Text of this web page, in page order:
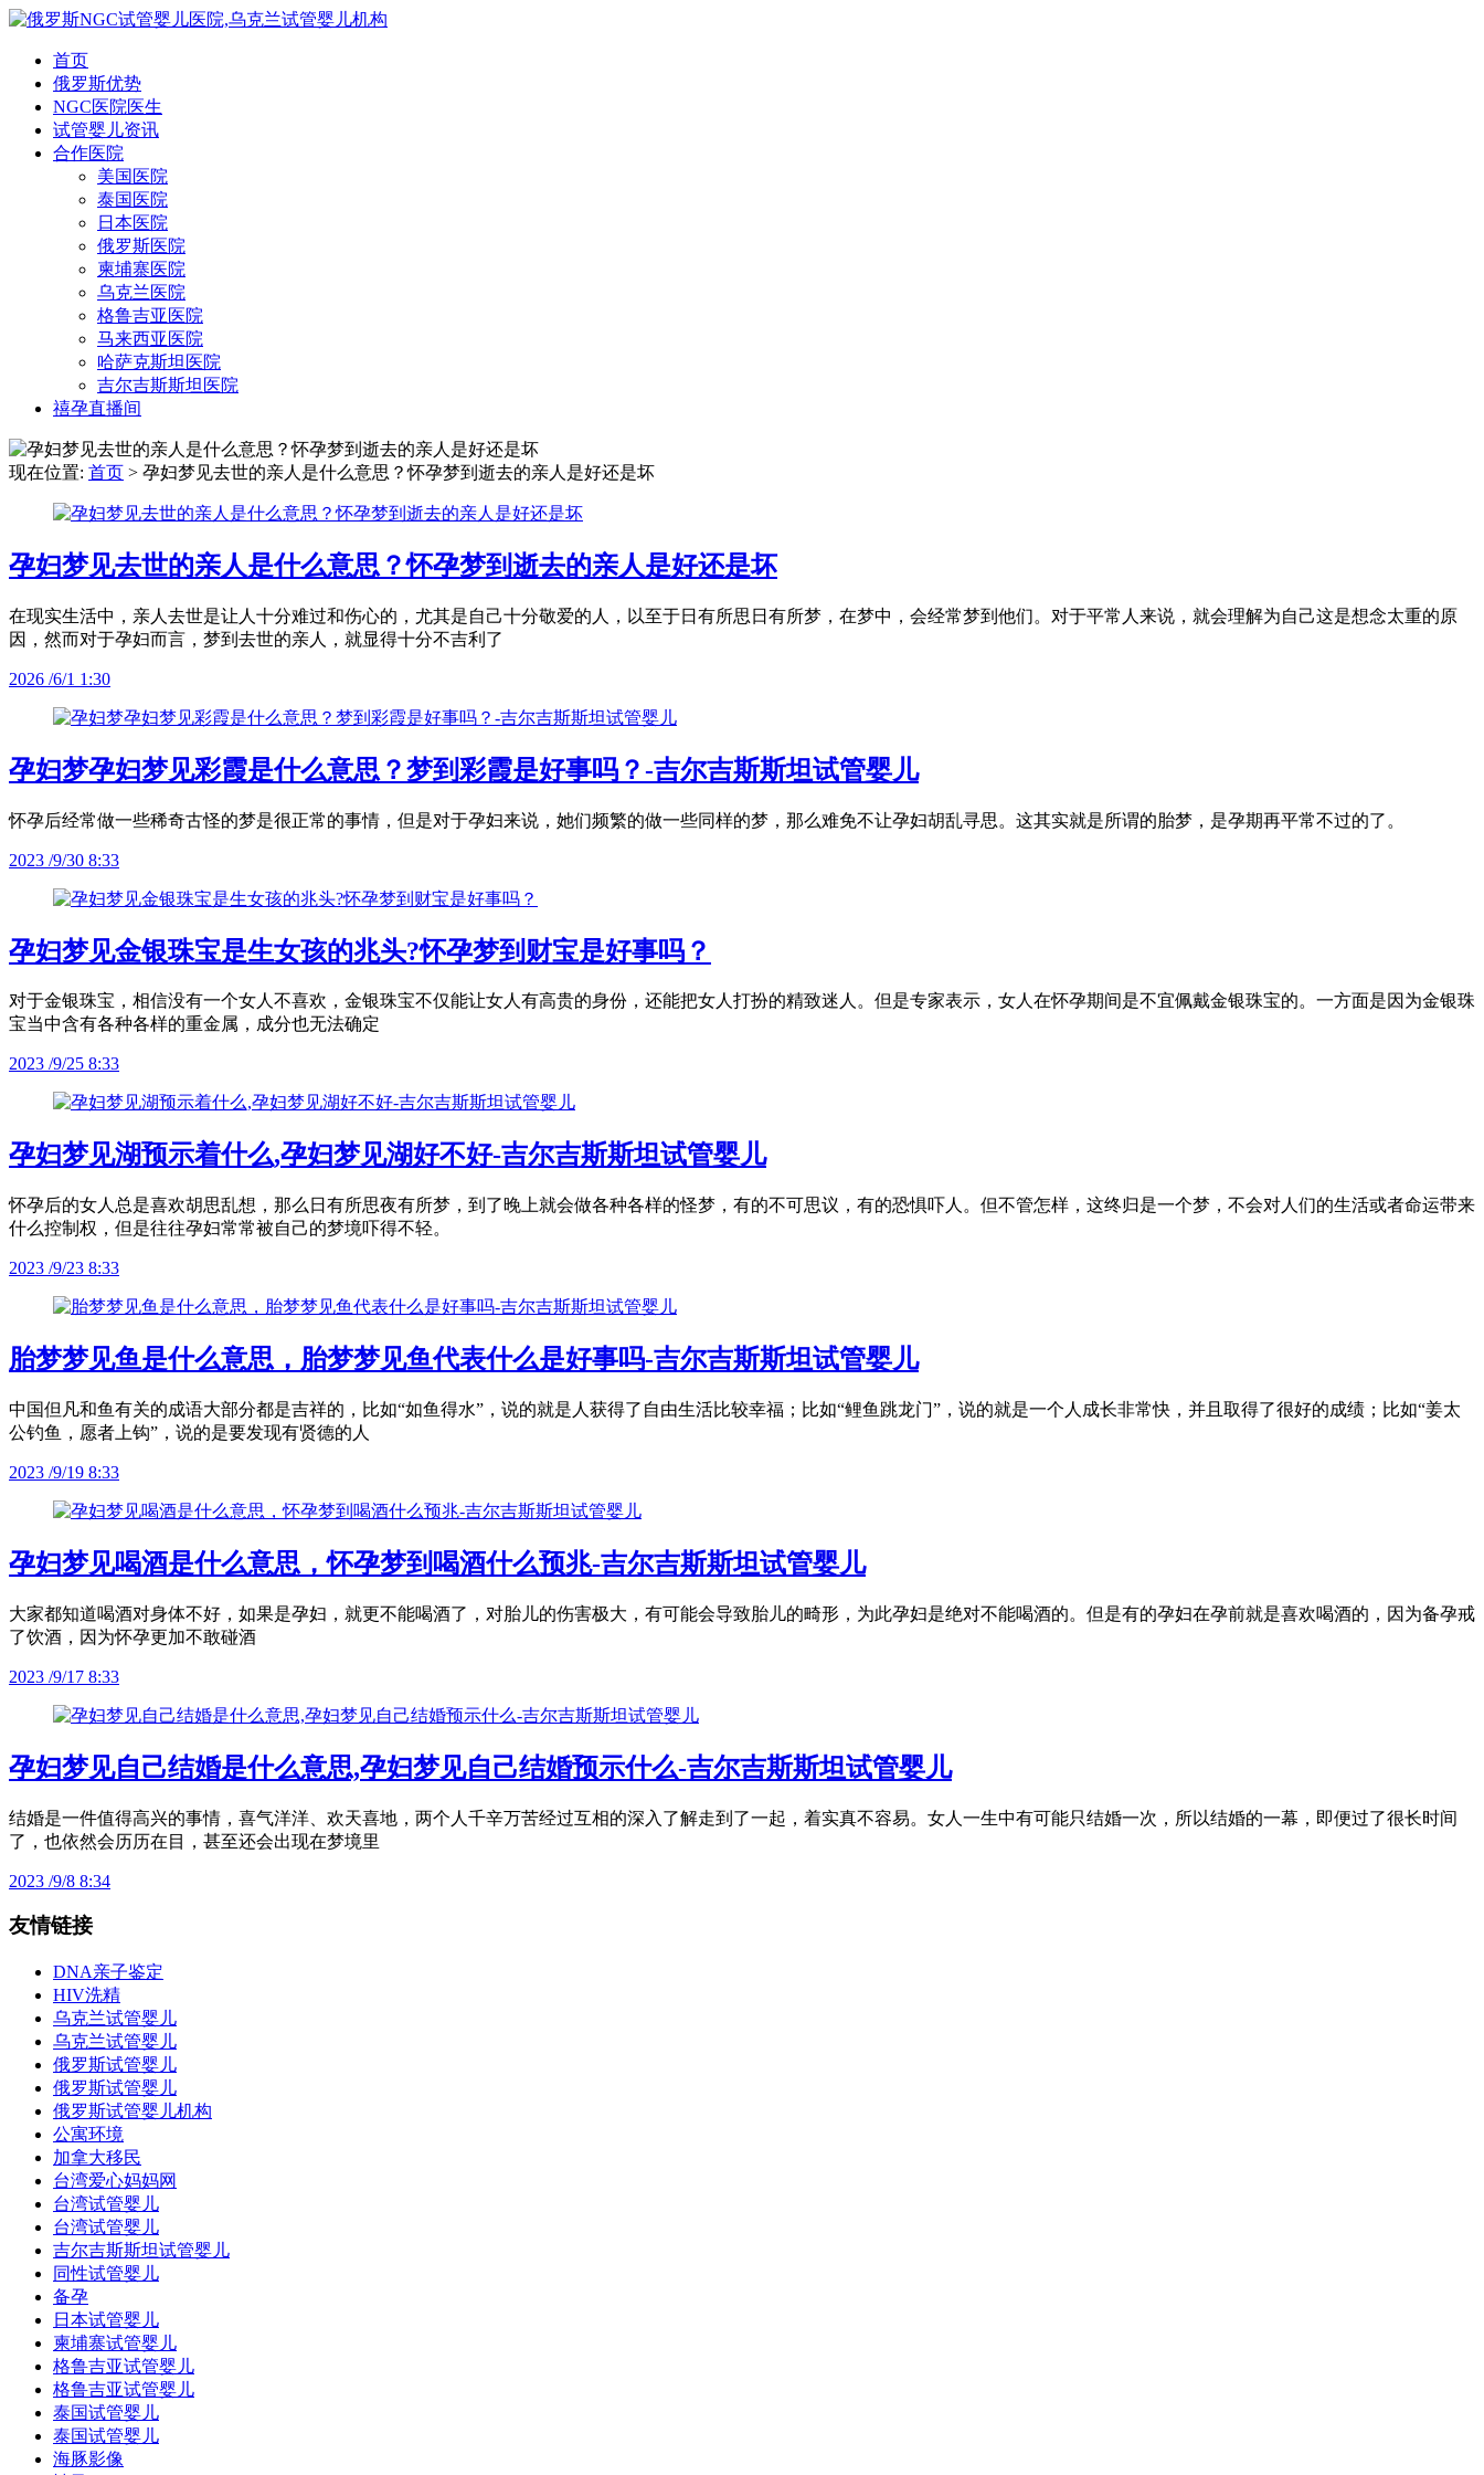
首页
俄罗斯优势
NGC医院医生
试管婴儿资讯
合作医院
美国医院
泰国医院
日本医院
俄罗斯医院
柬埔寨医院
乌克兰医院
格鲁吉亚医院
马来西亚医院
哈萨克斯坦医院
吉尔吉斯斯坦医院
禧孕直播间
现在位置: 首页 > 孕妇梦见去世的亲人是什么意思？怀孕梦到逝去的亲人是好还是坏
孕妇梦见去世的亲人是什么意思？怀孕梦到逝去的亲人是好还是坏
在现实生活中，亲人去世是让人十分难过和伤心的，尤其是自己十分敬爱的人，以至于日有所思日有所梦，在梦中，会经常梦到他们。对于平常人来说，就会理解为自己这是想念太重的原
因，然而对于孕妇而言，梦到去世的亲人，就显得十分不吉利了
2026 /6/1 1:30
孕妇梦孕妇梦见彩霞是什么意思？梦到彩霞是好事吗？-吉尔吉斯斯坦试管婴儿
怀孕后经常做一些稀奇古怪的梦是很正常的事情，但是对于孕妇来说，她们频繁的做一些同样的梦，那么难免不让孕妇胡乱寻思。这其实就是所谓的胎梦，是孕期再平常不过的了。
2023 /9/30 8:33
孕妇梦见金银珠宝是生女孩的兆头?怀孕梦到财宝是好事吗？
对于金银珠宝，相信没有一个女人不喜欢，金银珠宝不仅能让女人有高贵的身份，还能把女人打扮的精致迷人。但是专家表示，女人在怀孕期间是不宜佩戴金银珠宝的。一方面是因为金银珠
宝当中含有各种各样的重金属，成分也无法确定
2023 /9/25 8:33
孕妇梦见湖预示着什么,孕妇梦见湖好不好-吉尔吉斯斯坦试管婴儿
怀孕后的女人总是喜欢胡思乱想，那么日有所思夜有所梦，到了晚上就会做各种各样的怪梦，有的不可思议，有的恐惧吓人。但不管怎样，这终归是一个梦，不会对人们的生活或者命运带来
什么控制权，但是往往孕妇常常被自己的梦境吓得不轻。
2023 /9/23 8:33
胎梦梦见鱼是什么意思，胎梦梦见鱼代表什么是好事吗-吉尔吉斯斯坦试管婴儿
中国但凡和鱼有关的成语大部分都是吉祥的，比如“如鱼得水”，说的就是人获得了自由生活比较幸福；比如“鲤鱼跳龙门”，说的就是一个人成长非常快，并且取得了很好的成绩；比如“姜太
公钓鱼，愿者上钩”，说的是要发现有贤德的人
2023 /9/19 8:33
孕妇梦见喝酒是什么意思，怀孕梦到喝酒什么预兆-吉尔吉斯斯坦试管婴儿
大家都知道喝酒对身体不好，如果是孕妇，就更不能喝酒了，对胎儿的伤害极大，有可能会导致胎儿的畸形，为此孕妇是绝对不能喝酒的。但是有的孕妇在孕前就是喜欢喝酒的，因为备孕戒
了饮酒，因为怀孕更加不敢碰酒
2023 /9/17 8:33
孕妇梦见自己结婚是什么意思,孕妇梦见自己结婚预示什么-吉尔吉斯斯坦试管婴儿
结婚是一件值得高兴的事情，喜气洋洋、欢天喜地，两个人千辛万苦经过互相的深入了解走到了一起，着实真不容易。女人一生中有可能只结婚一次，所以结婚的一幕，即便过了很长时间
了，也依然会历历在目，甚至还会出现在梦境里
2023 /9/8 8:34
友情链接
DNA亲子鉴定
HIV洗精
乌克兰试管婴儿
乌克兰试管婴儿
俄罗斯试管婴儿
俄罗斯试管婴儿
俄罗斯试管婴儿机构
公寓环境
加拿大移民
台湾爱心妈妈网
台湾试管婴儿
台湾试管婴儿
吉尔吉斯斯坦试管婴儿
同性试管婴儿
备孕
日本试管婴儿
柬埔寨试管婴儿
格鲁吉亚试管婴儿
格鲁吉亚试管婴儿
泰国试管婴儿
泰国试管婴儿
海豚影像